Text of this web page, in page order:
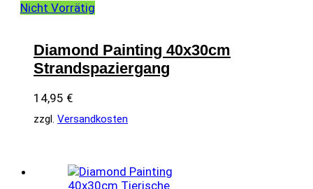
Nicht Vorrätig
Diamond Painting 40x30cm
Strandspaziergang
14,95 €
zzgl. Versandkosten